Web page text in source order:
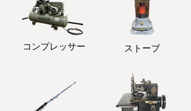
コンプレッサー ストーブ